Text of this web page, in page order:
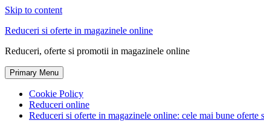
Skip to content
Reduceri si oferte in magazinele online
Reduceri, oferte si promotii in magazinele online
Primary Menu
Cookie Policy
Reduceri online
Reduceri si oferte in magazinele online: cele mai bune oferte